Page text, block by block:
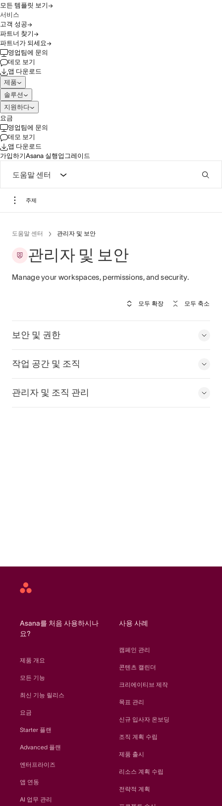
모든 템플릿 보기
서비스
고객 성공
파트너 찾기
파트너가 되세요
영업팀에 문의
데모 보기
앱 다운로드
제품
솔루션
지원하다
요금
영업팀에 문의
데모 보기
앱 다운로드
가입하기Asana 실행업그레이드
도움말 센터
주제
도움말 센터 관리자 및 보안
관리자 및 보안
Manage your workspaces, permissions, and security.
모두 확장 모두 축소
보안 및 권한
작업 공간 및 조직
관리자 및 조직 관리
Asana
Asana를 처음 사용하시나
요?
제품 개요
모든 기능
최신 기능 릴리스
요금
Starter 플랜
Advanced 플랜
엔터프라이즈
앱 연동
AI 업무 관리
사용 사례
캠페인 관리
콘텐츠 캘린더
크리에이티브 제작
목표 관리
신규 입사자 온보딩
조직 계획 수립
제품 출시
리소스 계획 수립
전략적 계획